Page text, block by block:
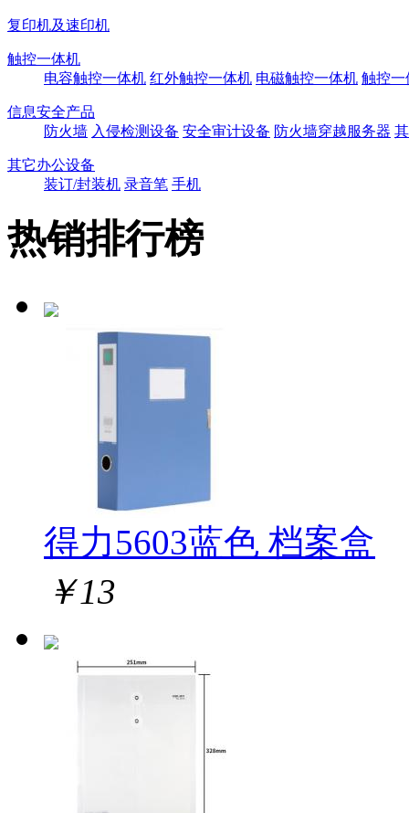
复印机及速印机
触控一体机
电容触控一体机 红外触控一体机 电磁触控一体机 触控一
信息安全产品
防火墙 入侵检测设备 安全审计设备 防火墙穿越服务器
其它办公设备
装订/封装机 录音笔 手机
热销排行榜
得力5603蓝色 档案盒
￥13